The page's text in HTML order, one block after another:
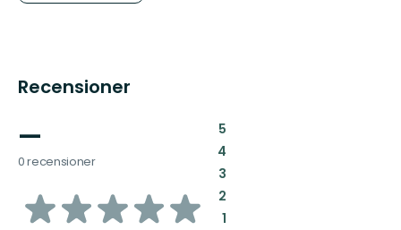
Recensioner
—
0 recensioner
av
5:
4:
3:
2:
1: